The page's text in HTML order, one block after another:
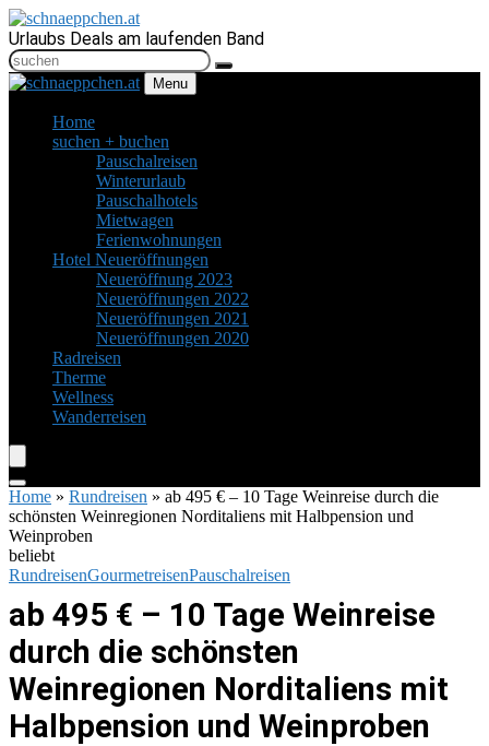
Urlaubs Deals am laufenden Band
Menu
Home
suchen + buchen
Pauschalreisen
Winterurlaub
Pauschalhotels
Mietwagen
Ferienwohnungen
Hotel Neueröffnungen
Neueröffnung 2023
Neueröffnungen 2022
Neueröffnungen 2021
Neueröffnungen 2020
Radreisen
Therme
Wellness
Wanderreisen
Home » Rundreisen » ab 495 € – 10 Tage Weinreise durch die
schönsten Weinregionen Norditaliens mit Halbpension und
Weinproben
beliebt
RundreisenGourmetreisenPauschalreisen
ab 495 € – 10 Tage Weinreise
durch die schönsten
Weinregionen Norditaliens mit
Halbpension und Weinproben